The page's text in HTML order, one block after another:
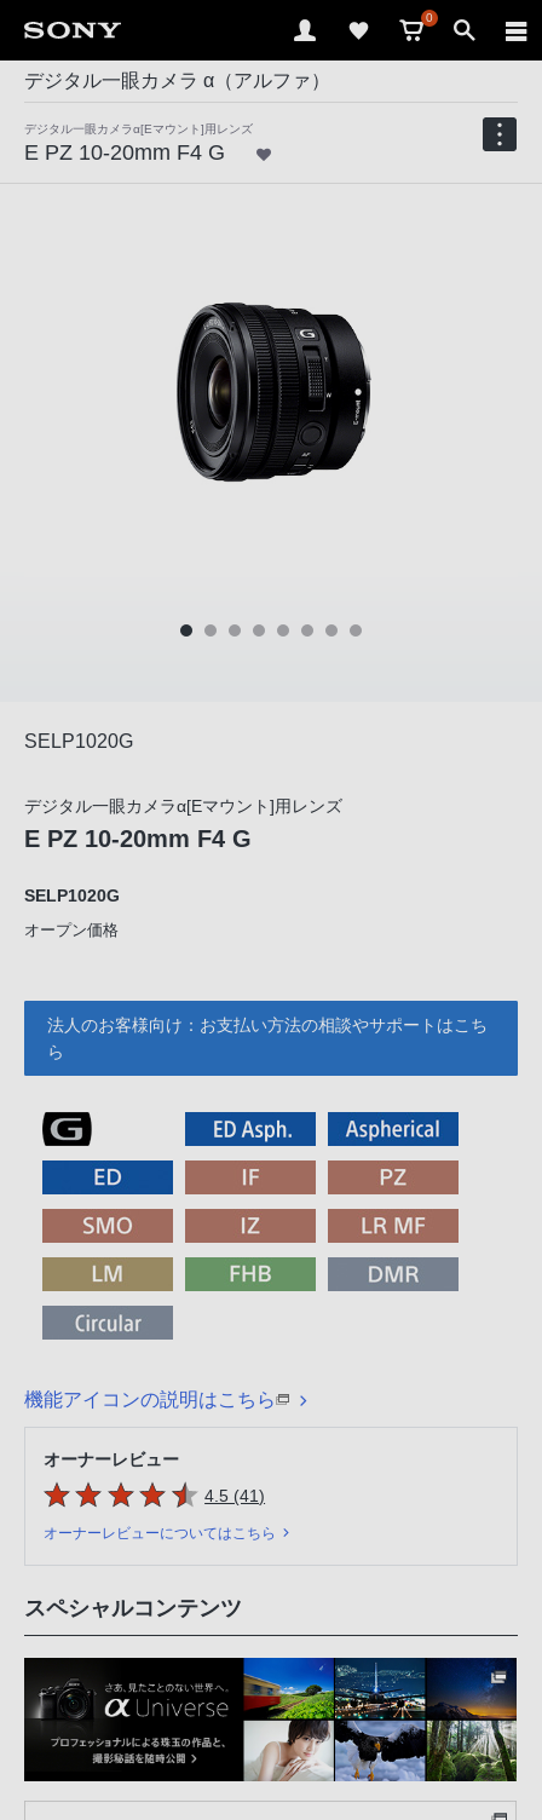
0
デジタル一眼カメラ α（アルファ）
デジタル一眼カメラα[Eマウント]用レンズ
E PZ 10-20mm F4 G
SELP1020G
デジタル一眼カメラα[Eマウント]用レンズ
E PZ 10-20mm F4 G
SELP1020G
オープン価格
法人のお客様向け：お支払い方法の相談やサポートはこち
ら
機能アイコンの説明はこちら
オーナーレビュー
5つの星のうち
4.5 (41件のレビュー
)
オーナーレビューについてはこちら
スペシャルコンテンツ